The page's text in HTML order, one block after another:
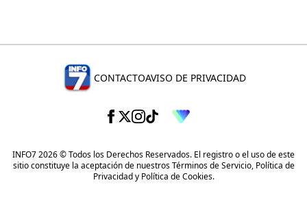
CONTACTOAVISO DE PRIVACIDAD
INFO7 2026 © Todos los Derechos Reservados. El registro o el uso de este
sitio constituye la aceptación de nuestrosTérminos de Servicio, Política de
Privacidady Política de Cookies.